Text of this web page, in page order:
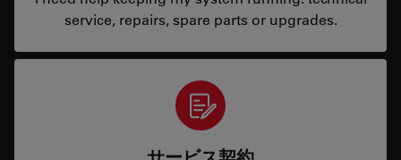
service, repairs, spare parts or upgrades.